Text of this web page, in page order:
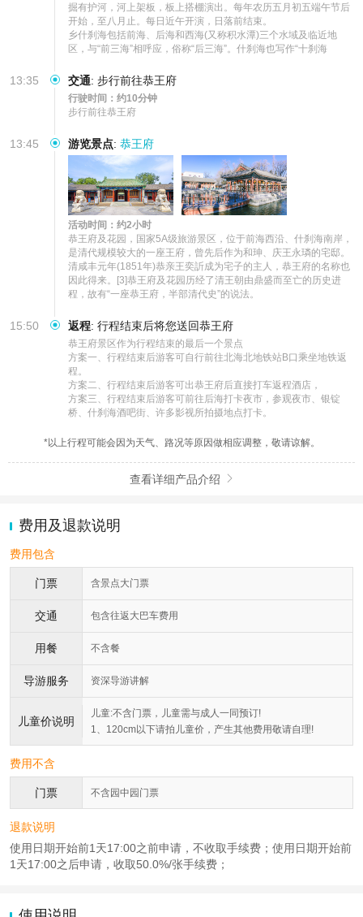
掘有护河，河上架板，板上搭棚演出。每年农历五月初五端午节后
开始，至八月止。每日近午开演，日落前结束。
乡什刹海包括前海、后海和西海(又称积水潭)三个水域及临近地
区，与“前三海”相呼应，俗称“后三海”。什刹海也写作“十刹海
13:35 交通: 步行前往恭王府
行驶时间：约10分钟
步行前往恭王府
13:45 游览景点: 恭王府
活动时间：约2小时
恭王府及花园，国家5A级旅游景区，位于前海西沿、什刹海南岸，
是清代规模较大的一座王府，曾先后作为和珅、庆王永璘的宅邸。
清咸丰元年(1851年)恭亲王奕訢成为宅子的主人，恭王府的名称也
因此得来。[3]恭王府及花园历经了清王朝由鼎盛而至亡的历史进
程，故有“一座恭王府，半部清代史”的说法。
15:50 返程: 行程结束后将您送回恭王府
恭王府景区作为行程结束的最后一个景点
方案一、行程结束后游客可自行前往北海北地铁站B口乘坐地铁返
程。
方案二、行程结束后游客可出恭王府后直接打车返程酒店，
方案三、行程结束后游客可前往后海打卡夜市，参观夜市、银锭
桥、什刹海酒吧街、许多影视所拍摄地点打卡。
*以上行程可能会因为天气、路况等原因做相应调整，敬请谅解。
查看详细产品介绍 
费用及退款说明
费用包含
门票 含景点大门票
交通 包含往返大巴车费用
用餐 不含餐
导游服务 资深导游讲解
儿童价说明
儿童:不含门票，儿童需与成人一同预订!
1、120cm以下请拍儿童价，产生其他费用敬请自理!
费用不含
门票 不含园中园门票
退款说明
使用日期开始前1天17:00之前申请，不收取手续费；使用日期开始前
1天17:00之后申请，收取50.0%/张手续费；